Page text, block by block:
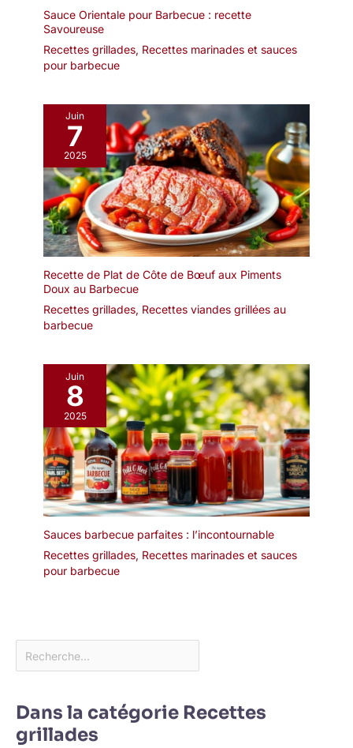
Sauce Orientale pour Barbecue : recette
Savoureuse
Recettes grillades, Recettes marinades et sauces
pour barbecue
Juin
7
2025
Recette de Plat de Côte de Bœuf aux Piments
Doux au Barbecue
Recettes grillades, Recettes viandes grillées au
barbecue
Juin
8
2025
Sauces barbecue parfaites : l’incontournable
Recettes grillades, Recettes marinades et sauces
pour barbecue
Dans la catégorie Recettes
grillades